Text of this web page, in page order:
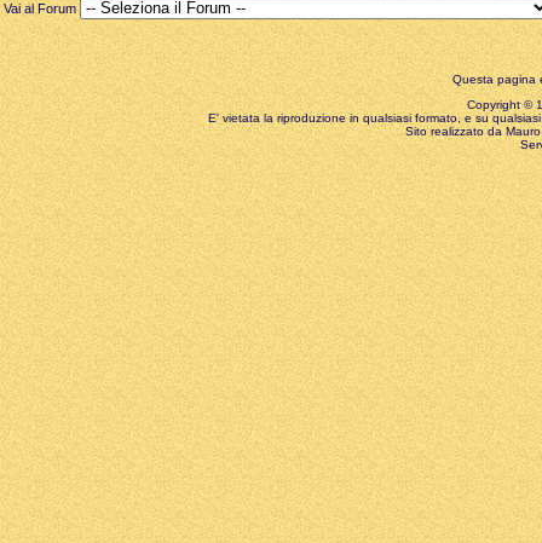
Vai al Forum
Questa pagina
Copyright ©
E' vietata la riproduzione in qualsiasi formato, e su
Sito realizzato da